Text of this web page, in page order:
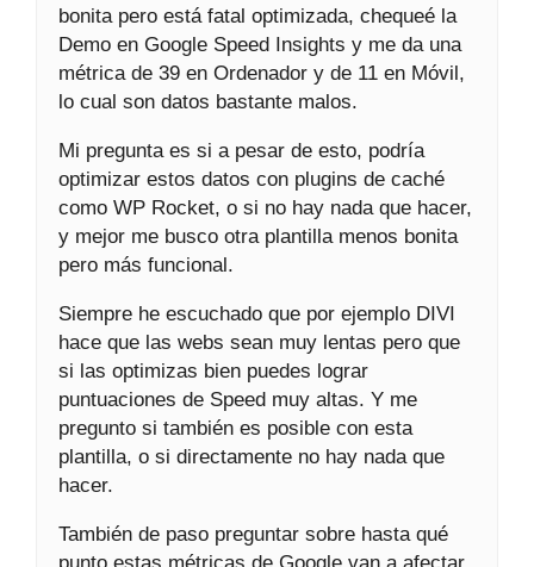
bonita pero está fatal optimizada, chequeé la
Demo en Google Speed Insights y me da una
métrica de 39 en Ordenador y de 11 en Móvil,
lo cual son datos bastante malos.
Mi pregunta es si a pesar de esto, podría
optimizar estos datos con plugins de caché
como WP Rocket, o si no hay nada que hacer,
y mejor me busco otra plantilla menos bonita
pero más funcional.
Siempre he escuchado que por ejemplo DIVI
hace que las webs sean muy lentas pero que
si las optimizas bien puedes lograr
puntuaciones de Speed muy altas. Y me
pregunto si también es posible con esta
plantilla, o si directamente no hay nada que
hacer.
También de paso preguntar sobre hasta qué